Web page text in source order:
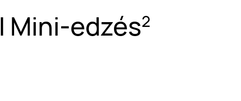
| Mini-edzés2